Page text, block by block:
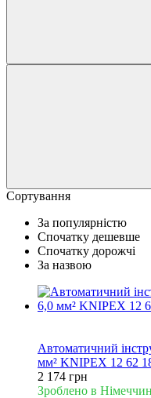
Сортування
За популярністю
Спочатку дешевше
Спочатку дорожчі
За назвою
Автоматичний
мм² KNIPEX 12 62
2 174 грн
Зроблено в